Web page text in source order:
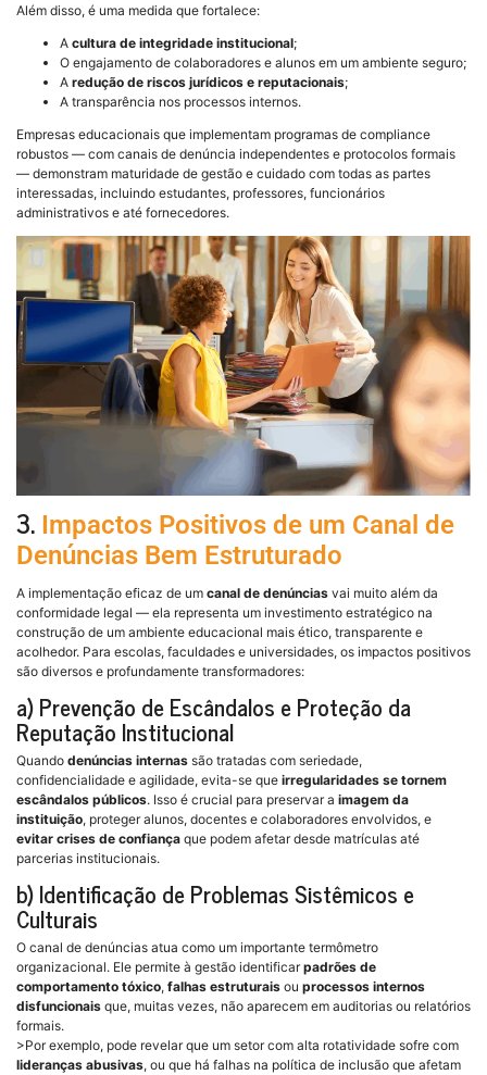
Além disso, é uma medida que fortalece:
A cultura de integridade institucional;
O engajamento de colaboradores e alunos em um ambiente seguro;
A redução de riscos jurídicos e reputacionais;
A transparência nos processos internos.
Empresas educacionais que implementam programas de compliance
robustos — com canais de denúncia independentes e protocolos formais
— demonstram maturidade de gestão e cuidado com todas as partes
interessadas, incluindo estudantes, professores, funcionários
administrativos e até fornecedores.
3. Impactos Positivos de um Canal de
Denúncias Bem Estruturado
A implementação eficaz de um canal de denúncias vai muito além da
conformidade legal — ela representa um investimento estratégico na
construção de um ambiente educacional mais ético, transparente e
acolhedor. Para escolas, faculdades e universidades, os impactos positivos
são diversos e profundamente transformadores:
a) Prevenção de Escândalos e Proteção da
Reputação Institucional
Quando denúncias internas são tratadas com seriedade,
confidencialidade e agilidade, evita-se que irregularidades se tornem
escândalos públicos. Isso é crucial para preservar a imagem da
instituição, proteger alunos, docentes e colaboradores envolvidos, e
evitar crises de confiança que podem afetar desde matrículas até
parcerias institucionais.
b) Identificação de Problemas Sistêmicos e
Culturais
O canal de denúncias atua como um importante termômetro
organizacional. Ele permite à gestão identificarpadrões de
comportamento tóxico, falhas estruturais ou processos internos
disfuncionais que, muitas vezes, não aparecem em auditorias ou relatórios
formais.
>Por exemplo, pode revelar que um setor com alta rotatividade sofre com
lideranças abusivas, ou que há falhas na política de inclusão que afetam